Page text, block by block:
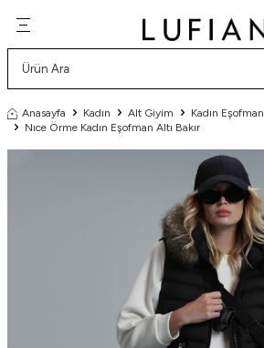
Anasayfa Kadın Alt Giyim
Kadın Eşofman
Nıce Örme Kadın Eşofman Altı Bakır